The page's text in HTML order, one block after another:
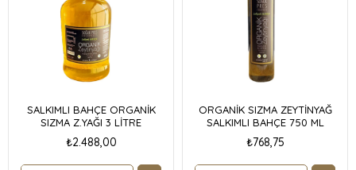
SALKIMLI BAHÇE ORGANİK
SIZMA Z.YAĞI 3 LİTRE
₺2.488,00
ORGANİK SIZMA ZEYTİNYAĞ
SALKIMLI BAHÇE 750 ML
₺768,75